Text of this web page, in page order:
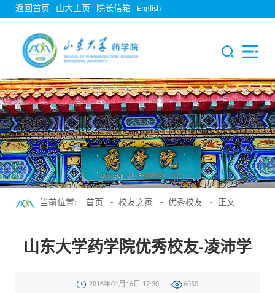
返回首页 山大主页 院长信箱 English
当前位置: 首页 - 校友之家 - 优秀校友 - 正文
山东大学药学院优秀校友-凌沛学
2016年01月16日 17:30 6050